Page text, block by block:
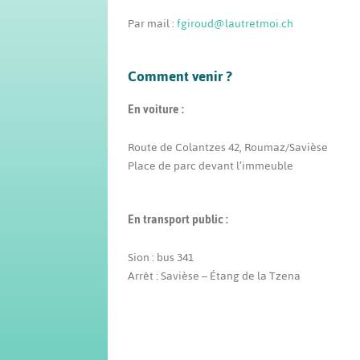
Par mail :fgiroud@lautretmoi.ch
Comment venir ?
En voiture :
Route de Colantzes 42, Roumaz/Savièse
Place de parc devant l’immeuble
En transport public :
Sion : bus 341
Arrêt : Savièse – Étang de la Tzena